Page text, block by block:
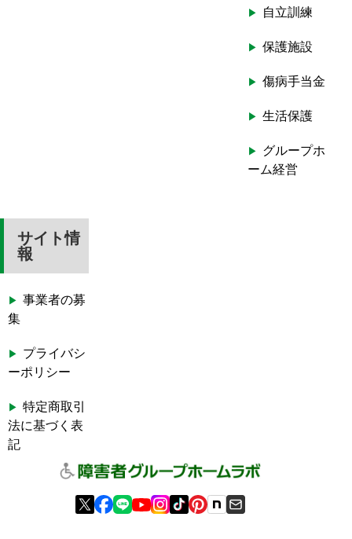
自立訓練
保護施設
傷病手当金
生活保護
グループホ
ーム経営
サイト情
報
事業者の募
集
プライバシ
ーポリシー
特定商取引
法に基づく表
記